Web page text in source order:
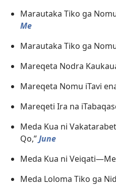
Marautaka Tiko ga
Me
Marautaka Tiko ga
Mareqeta Nodra
Mareqeta Nomu iTavi
Mareqeti Ira na
Meda Kua ni
Qo,”June
Meda Kua ni
Meda Loloma Tiko ga